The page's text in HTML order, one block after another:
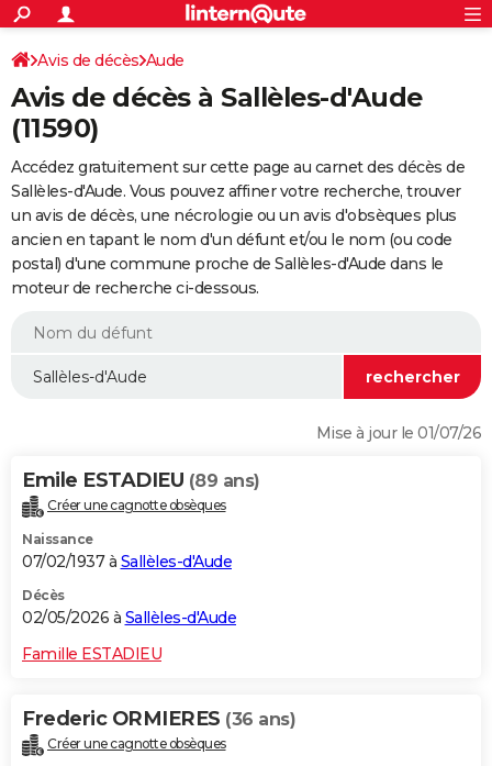
ACTUALITÉS
Politique
Société
Faits Divers
Education
Monde
Villes
+
SPORT
Coupe du monde 2026
Football
Tennis
Cyclisme
Rugby
Forum
FINANCE
Retraite
Impôts
Epargne
Immobilier
Risques naturels par ville
Banque
Assurance
Crédit
Essais
Réserver un essai
Citadines
Berlines
SUV
Forum auto
+
HIGH-TECH
Mobiles
Meilleur smartphone
Internet
Ordinateurs
Jeux vidéo
Guide high-tech
+BRICOLAGE
Forum
Aménagement intérieur
Extérieur
Cuisine
Salle de bains
Jardinage
Rangement
WEEK-END
Guides de France
Escapades
Patrimoine
Expositions
Musées
Week-end nature
LIFESTYLE
Alimentation
Guide de la santé
Maladies
Médicaments
Sommeil
VOYAGE
Destinations
City break
Voyage nature
Voyage de noces
Forum
Climat
+PHOTO
GUIDES D'ACHAT
BONS PLANS
CARTE DE VOEUX
Dictionnaire
Biographies
Citations
Expressions
Proverbes
PROGRAMME TV
Avis de décès Aude
Avis de décès à Sallèles-d'Aude
(11590)
Accédez gratuitement sur cette page au carnet des décès de
Sallèles-d'Aude. Vous pouvez affiner votre recherche, trouver
un avis de décès, une nécrologie ou un avis d'obsèques plus
ancien en tapant le nom d'un défunt et/ou le nom (ou code
postal) d'une commune proche de Sallèles-d'Aude dans le
moteur de recherche ci-dessous.
Mise à jour le 01/07/26
Emile ESTADIEU (89 ans)
Créer une cagnotte obsèques
Naissance
07/02/1937 à Sallèles-d'Aude
Décès
02/05/2026 à Sallèles-d'Aude
Famille ESTADIEU
Frederic ORMIERES (36 ans)
Créer une cagnotte obsèques